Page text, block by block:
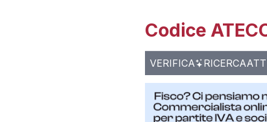
Codice
VERIFICA RICERCA